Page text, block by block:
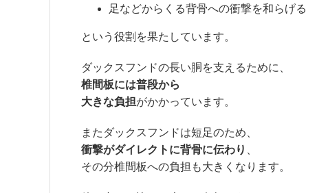
足などからくる背骨への衝撃を和らげる
という役割を果たしています。
ダックスフンドの長い胴を支えるために、
椎間板には普段から
大きな負担がかかっています。
またダックスフンドは短足のため、
衝撃がダイレクトに背骨に伝わり
その分椎間板への負担も大きくなります。